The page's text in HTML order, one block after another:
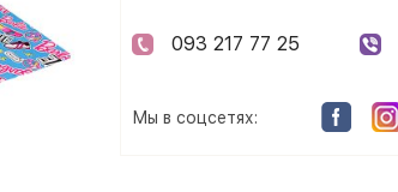
093 217 77 25
Мы в соцсетях: